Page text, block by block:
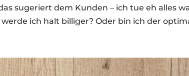
sugeriert dem Kunden – ich tue eh alles
ich halt billiger? Oder bin ich der